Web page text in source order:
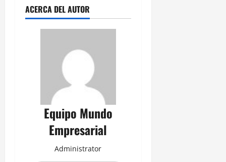
ACERCA DEL AUTOR
Equipo Mundo
Empresarial
Administrator